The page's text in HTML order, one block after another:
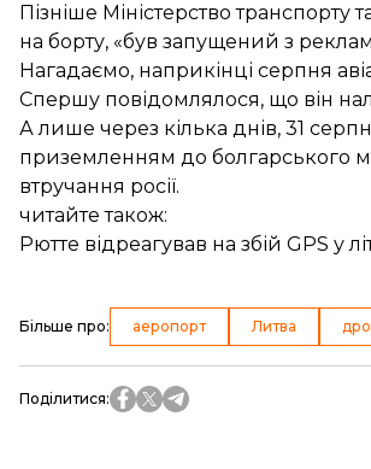
Пізніше Міністерство
на борту, «був запущений з
Нагадаємо, наприкінці серпня
Спершу повідомлялося, що він
А лише через кілька днів, 31
приземленням до болгарського
втручання росії.
читайте також:
Рютте відреагував на збій GPS
Більше про: аеропорт Литва
Поділитися: